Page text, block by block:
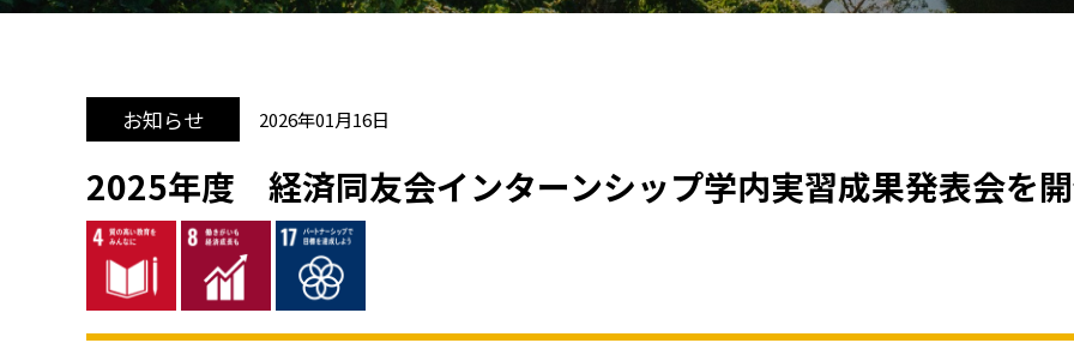
お知らせ 2026年01月16日
2025年度 経済同友会インターンシップ学内実習成果発表会を